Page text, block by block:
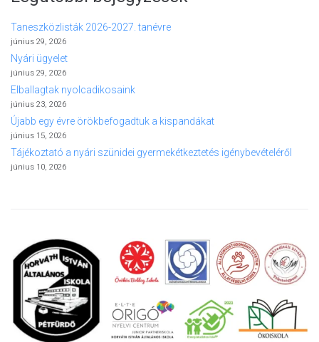
Taneszközlisták 2026-2027. tanévre
június 29, 2026
Nyári ügyelet
június 29, 2026
Elballagtak nyolcadikosaink
június 23, 2026
Újabb egy évre örökbefogadtuk a kispandákat
június 15, 2026
Tájékoztató a nyári szünidei gyermekétkeztetés igénybevételéről
június 10, 2026